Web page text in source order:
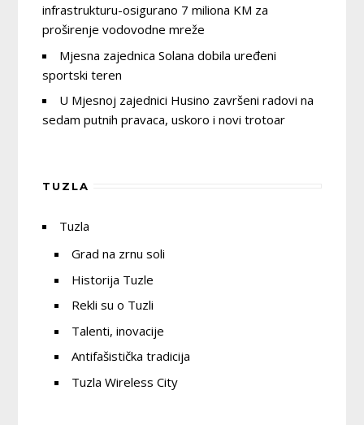
infrastrukturu-osigurano 7 miliona KM za
proširenje vodovodne mreže
Mjesna zajednica Solana dobila uređeni
sportski teren
U Mjesnoj zajednici Husino završeni radovi na
sedam putnih pravaca, uskoro i novi trotoar
TUZLA
Tuzla
Grad na zrnu soli
Historija Tuzle
Rekli su o Tuzli
Talenti, inovacije
Antifašistička tradicija
Tuzla Wireless City